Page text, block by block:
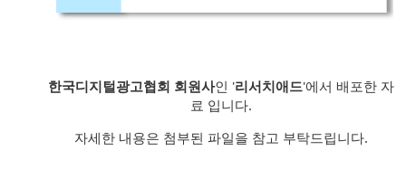
한국디지털광고협회 회원사인 '리서치애드'에서 배포한 자
료 입니다.
자세한 내용은 첨부된 파일을 참고 부탁드립니다.